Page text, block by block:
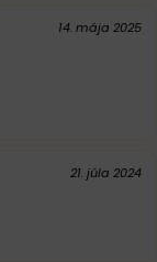
14. mája 2025
21. júla 2024